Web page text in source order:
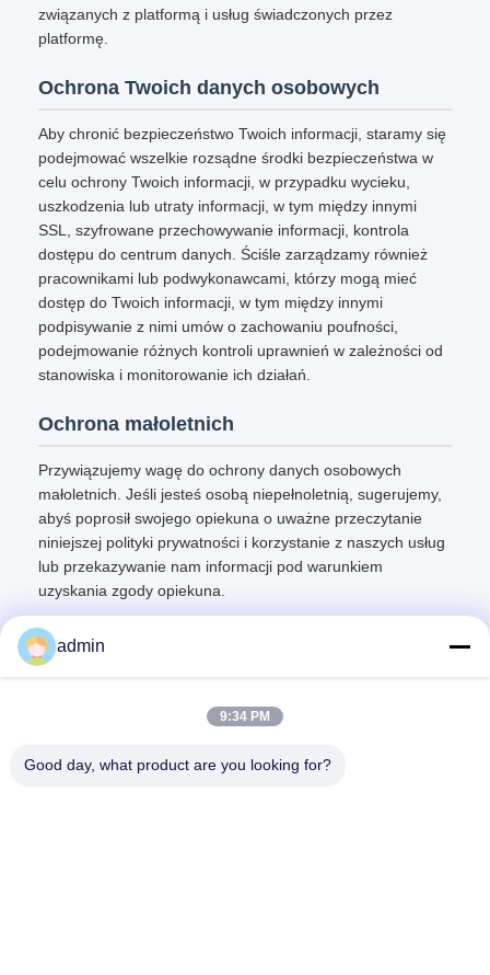
związanych z platformą i usług świadczonych przez
platformę.
Ochrona Twoich danych osobowych
Aby chronić bezpieczeństwo Twoich informacji, staramy się
podejmować wszelkie rozsądne środki bezpieczeństwa w
celu ochrony Twoich informacji, w przypadku wycieku,
uszkodzenia lub utraty informacji, w tym między innymi
SSL, szyfrowane przechowywanie informacji, kontrola
dostępu do centrum danych. Ściśle zarządzamy również
pracownikami lub podwykonawcami, którzy mogą mieć
dostęp do Twoich informacji, w tym między innymi
podpisywanie z nimi umów o zachowaniu poufności,
podejmowanie różnych kontroli uprawnień w zależności od
stanowiska i monitorowanie ich działań.
Ochrona małoletnich
Przywiązujemy wagę do ochrony danych osobowych
małoletnich. Jeśli jesteś osobą niepełnoletnią, sugerujemy,
abyś poprosił swojego opiekuna o uważne przeczytanie
niniejszej polityki prywatności i korzystanie z naszych usług
lub przekazywanie nam informacji pod warunkiem
uzyskania zgody opiekuna.
admin
9:34 PM
Good day, what product are you looking for?